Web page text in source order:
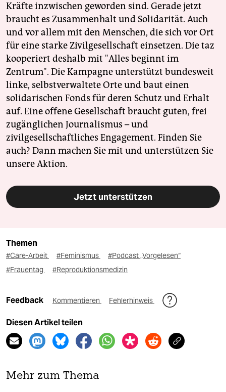
Kräfte inzwischen geworden sind. Gerade jetzt
braucht es Zusammenhalt und Solidarität. Auch
und vor allem mit den Menschen, die sich vor Ort
für eine starke Zivilgesellschaft einsetzen. Die taz
kooperiert deshalb mit "Alles beginnt im
Zentrum". Die Kampagne unterstützt bundesweit
linke, selbstverwaltete Orte und baut einen
solidarischen Fonds für deren Schutz und Erhalt
auf. Eine offene Gesellschaft braucht guten, frei
zugänglichen Journalismus – und
zivilgesellschaftliches Engagement. Finden Sie
auch? Dann machen Sie mit und unterstützen Sie
unsere Aktion.
Jetzt unterstützen
Themen
#Care-Arbeit #Feminismus
#Podcast „Vorgelesen“
#Frauentag
#Reproduktionsmedizin
Feedback Kommentieren Fehlerhinweis
Diesen Artikel teilen
Mehr zum Thema